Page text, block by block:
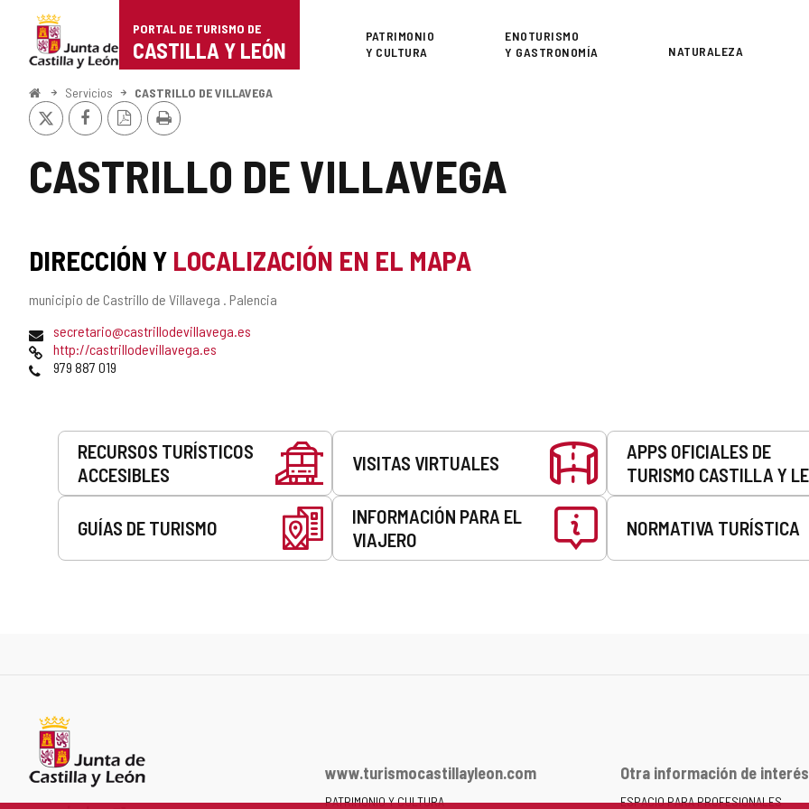
Portal
de
Turismo
de
Castilla
PORTAL DE TURISMO DE
CASTILLA Y LEÓN
Superior
PATRIMONIO
Y CULTURA
ENOTURISMO
Y GASTRONOMÍA
NATURALEZA
InicioServicios CASTRILLO DE VILLAVEGA
CASTRILLO DE VILLAVEGA
X FacebookVersión
PDF
Imprimir
DIRECCIÓN Y LOCALIZACIÓN EN EL MAPA
Dirección
municipio de Castrillo de Villavega . Palencia
Dirección
de
correo
secretario@castrillodevillavega.es
Página
Web
http://castrillodevillavega.es
Teléfonos
979 887 019
Servicios
RECURSOS TURÍSTICOS
ACCESIBLES
VISITAS VIRTUALES
APPS OFICIALES DE
TURISMO CASTILLA Y
GUÍAS DE TURISMO
INFORMACIÓN PARA EL
VIAJERO
NORMATIVA TURÍSTICA
www.turismocastillayleon.com
PATRIMONIO Y CULTURA
Otra información de interés
ESPACIO PARA PROFESIONALES